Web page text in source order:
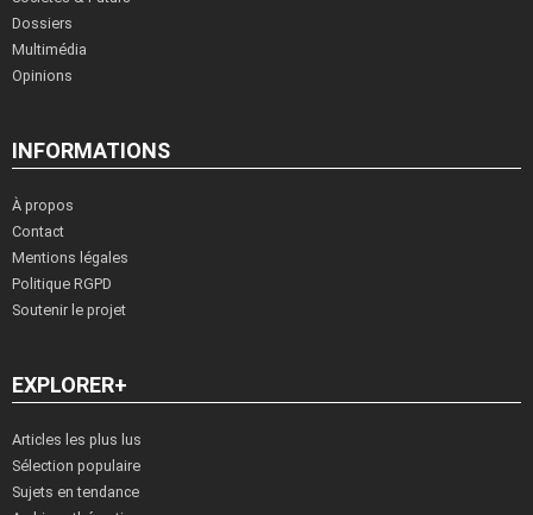
Dossiers
Multimédia
Opinions
INFORMATIONS
À propos
Contact
Mentions légales
Politique RGPD
Soutenir le projet
EXPLORER+
Articles les plus lus
Sélection populaire
Sujets en tendance